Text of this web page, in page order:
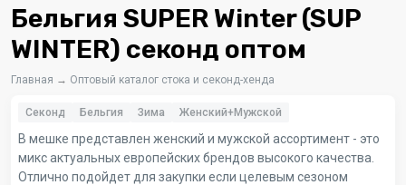
Бельгия SUPER Winter (SUP
WINTER) секонд оптом
Главная → Оптовый каталог стока и секонд-хенда
Секонд Бельгия Зима Женский+Мужской
В мешке представлен женский и мужской ассортимент - это
микс актуальных европейских брендов высокого качества.
Отлично подойдет для закупки если целевым сезоном